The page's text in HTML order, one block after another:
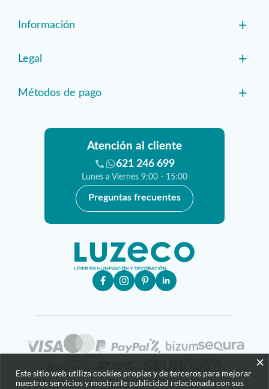
Información +
Legal +
Métodos de pago +
Atención al cliente
621 246 699
Lunes a Viernes 9:00 - 15:00
Preguntas frecuentes
×
Este sitio web utiliza cookies propias y de terceros para mejorar
nuestros servicios y mostrarle publicidad relacionada con sus